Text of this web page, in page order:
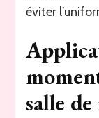
éviter
salle